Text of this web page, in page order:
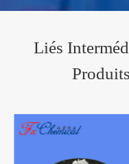
Liés